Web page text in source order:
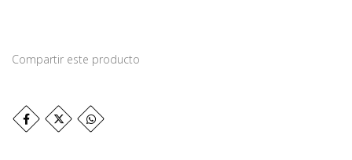
Compartir este producto